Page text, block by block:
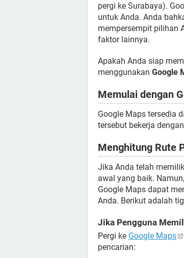
pergi ke Surabaya).
untuk Anda. Anda
mempersempit pilihan
faktor lainnya.
Apakah Anda siap
menggunakan Google
Memulai dengan
Google Maps tersedia
tersebut bekerja
Menghitung Rute
Jika Anda telah
awal yang baik.
Google Maps dapat
Anda. Berikut adalah
Jika Pengguna
Pergi ke Google Maps
pencarian: